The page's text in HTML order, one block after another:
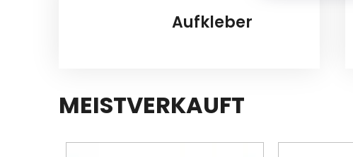
Aufkleber
MEISTVERKAUFT